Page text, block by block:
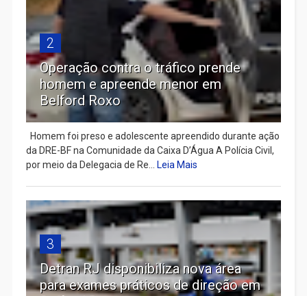
2
Operação contra o tráfico prende
homem e apreende menor em
Belford Roxo
Homem foi preso e adolescente apreendido durante ação
da DRE-BF na Comunidade da Caixa D’Água A Polícia Civil,
por meio da Delegacia de Re...
Leia Mais
3
Detran RJ disponibiliza nova área
para exames práticos de direção em